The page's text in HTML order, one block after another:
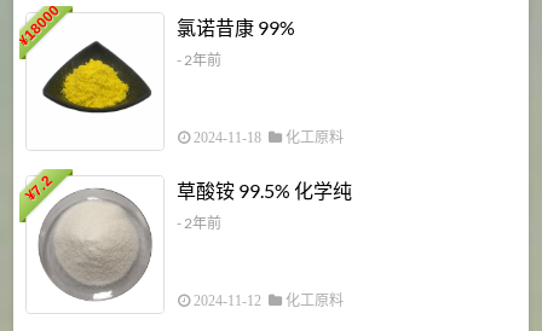
¥
18000 氯诺昔康 99%
- 2年前
2024-11-18 化工原料
¥
7.2 草酸铵 99.5% 化学纯
- 2年前
2024-11-12 化工原料